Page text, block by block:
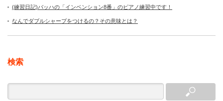
(練習日記)バッハの「インベンション8番」のピアノ練習中です！
なんでダブルシャープをつけるの？その意味とは？
検索